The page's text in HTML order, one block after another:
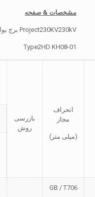
مشخصات & صفحه
Project230KV230kV برج بولیوی
Type2HD KH08-01
انحراف
مجاز
(میلی متر)
بازرسی
روش
GB / T706